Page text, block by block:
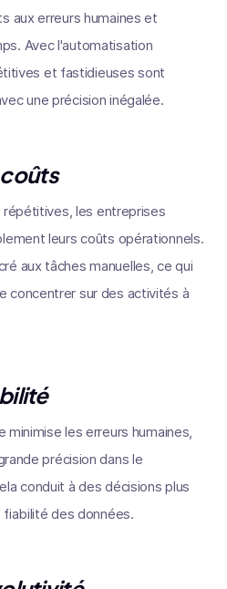
aux erreurs humaines et
Avec l'automatisation
et fastidieuses sont
une précision inégalée.
les entreprises
leurs coûts opérationnels.
aux tâches manuelles, ce qui
concentrer sur des activités à
les erreurs humaines,
précision dans le
conduit à des décisions plus
fiabilité des données.